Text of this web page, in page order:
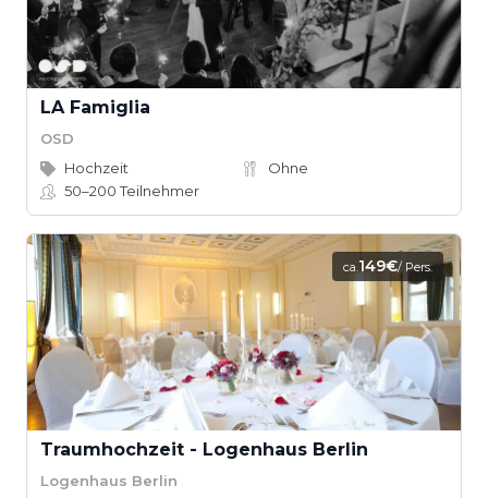
LA Famiglia
OSD
Hochzeit
Ohne
50–200Teilnehmer
ca.149€/ Pers.
Traumhochzeit - Logenhaus Berlin
Logenhaus Berlin